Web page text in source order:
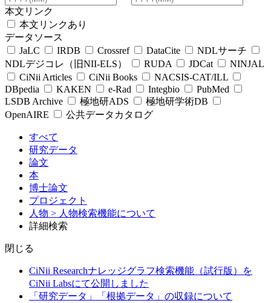
本文リンク
本文リンクあり
データソース
JaLC
IRDB Crossref DataCite
NDLサーチ
NDLデジコレ（旧NII-ELS）
RUDA JDCat
NINJAL
CiNii Articles
CiNii Books
NACSIS-CAT/ILL
DBpedia
KAKEN e-Rad Integbio
PubMed
LSDB Archive
極地研ADS
極地研学術DB
OpenAIRE
公共データカタログ
すべて
研究データ
論文
本
博士論文
プロジェクト
人物 > 人物検索機能について
詳細検索
閉じる
CiNii Researchナレッジグラフ検索機能（試行版）を
CiNii Labsにて公開しました
「研究データ」「根拠データ」の収録について